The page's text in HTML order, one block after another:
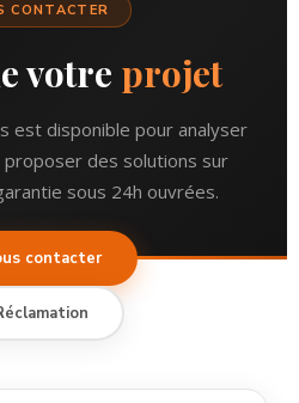
CONTACTER
votre projet
est disponible pour analyser
des solutions sur
sous 24h ouvrées.
contacter